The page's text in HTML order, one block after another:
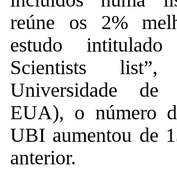
reúne os 2%
estudo
Scientists list”,
Universidade de
EUA), o número
UBI aumentou de
anterior.